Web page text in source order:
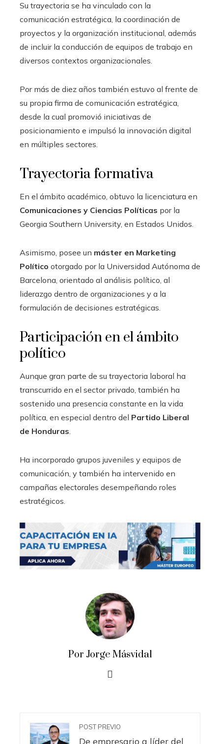
Su trayectoria se ha vinculado con la
comunicación estratégica, la coordinación de
proyectos y la organización institucional, además
de incluir la conducción de equipos de trabajo en
diversos contextos organizacionales.
Por más de diez años también estuvo al frente de
su propia firma de comunicación estratégica,
desde la cual promovió iniciativas de
posicionamiento e impulsó la innovación digital
en múltiples sectores.
Trayectoria formativa
En el ámbito académico, obtuvo la licenciatura en
Comunicaciones y Ciencias Políticas por la
Georgia Southern University, en Estados Unidos.
Asimismo, posee un máster en Marketing
Político otorgado por la Universidad Autónoma de
Barcelona, orientado al análisis político, al
liderazgo dentro de organizaciones y a la
formulación de decisiones estratégicas.
Participación en el ámbito
político
Aunque gran parte de su trayectoria laboral ha
transcurrido en el sector privado, también ha
sostenido una presencia constante en la vida
política, en especial dentro del Partido Liberal
de Honduras.
Ha incorporado grupos juveniles y equipos de
comunicación, y también ha intervenido en
campañas electorales desempeñando roles
estratégicos.
Por Jorge Másvidal
POST PREVIO
De empresario a líder del